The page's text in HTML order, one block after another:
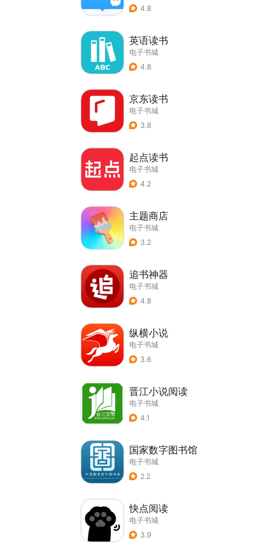
4.8
英语读书
电子书城
4.8
京东读书
电子书城
3.8
起点读书
电子书城
4.2
主题商店
电子书城
3.2
追书神器
电子书城
4.8
纵横小说
电子书城
3.6
晋江小说阅读
电子书城
4.1
国家数字图书馆
电子书城
2.2
快点阅读
电子书城
3.9